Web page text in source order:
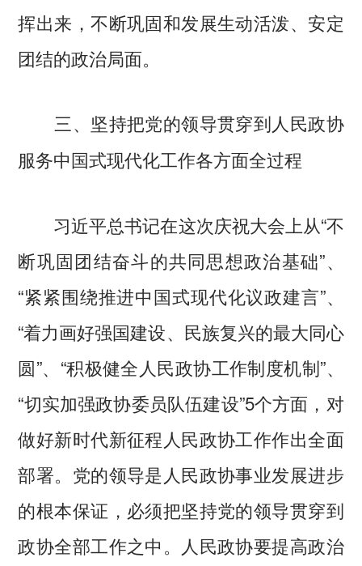
挥出来，不断巩固和发展生动活泼、安定
团结的政治局面。
三、坚持把党的领导贯穿到人民政协
服务中国式现代化工作各方面全过程
习近平总书记在这次庆祝大会上从“不
断巩固团结奋斗的共同思想政治基础”、
“紧紧围绕推进中国式现代化议政建言”、
“着力画好强国建设、民族复兴的最大同心
圆”、“积极健全人民政协工作制度机制”、
“切实加强政协委员队伍建设”5个方面，对
做好新时代新征程人民政协工作作出全面
部署。党的领导是人民政协事业发展进步
的根本保证，必须把坚持党的领导贯穿到
政协全部工作之中。人民政协要提高政治